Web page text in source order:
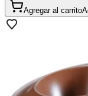
Agregar al carrito